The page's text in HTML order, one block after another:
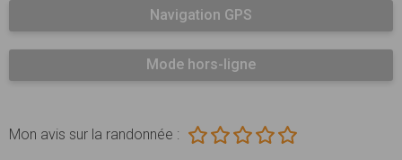
Navigation GPS
Mode hors-ligne
Mon avis sur la randonnée :